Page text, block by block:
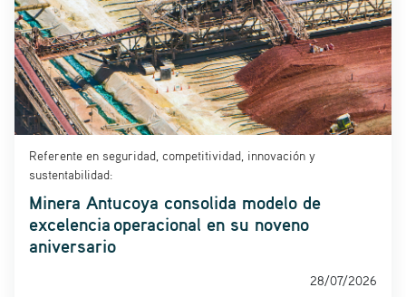
Referente en seguridad, competitividad, innovación y
sustentabilidad:
Minera Antucoya consolida modelo de
excelencia operacional en su noveno
aniversario
28/07/2026